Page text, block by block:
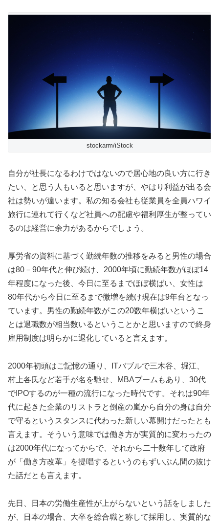
stockarm/iStock
自分が社長になるわけではないので居心地の良い方に行き
たい、と思う人もいると思いますが、やはり利益が出る会
社は勢いが違います。私の知る会社も従業員を全員ハワイ
旅行に連れて行くなど社員への配慮や福利厚生が整ってい
るのは経営に余力があるからでしょう。
厚労省の資料に基づく勤続年数の推移をみると男性の場合
は80－90年代と伸び続け、2000年頃に勤続年数がほぼ14
年程度になった後、今日に至るまでほぼ横ばい、女性は
80年代から今日に至るまで微増を続け現在は9年台となっ
ています。男性の勤続年数がこの20数年横ばいというこ
とは退職数が相当数いるということかと思いますので終身
雇用制度は明らかに退化していると言えます。
2000年初頭はご記憶の通り、ITバブルで三木谷、堀江、
村上各氏など若手が名を馳せ、MBAブームもあり、30代
でIPOするのが一種の流行になった時代です。それは90年
代に起きた企業のリストラと倒産の嵐から自分の身は自分
で守るというスタンスに代わった新しい幕開けだったとも
言えます。そういう意味では働き方が実質的に変わったの
は2000年代になってからで、それから二十数年して政府
が「働き方改革」を提唱するというのもずいぶん間の抜け
た話だとも言えます。
先日、日本の労働生産性が上がらないという話をしました
が、日本の場合、大卒を総合職と称して採用し、実質的な